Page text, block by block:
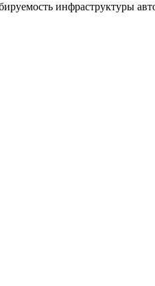
инфраструктуры